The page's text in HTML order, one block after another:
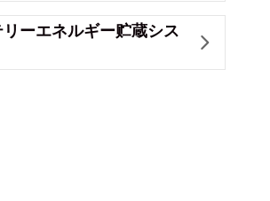
ーエネルギー贮蔵シス
